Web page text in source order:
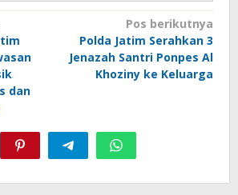
dan
Pos berikutnya
Polda Jatim Serahkan 3
Jenazah Santri Ponpes Al
Khoziny ke Keluarga